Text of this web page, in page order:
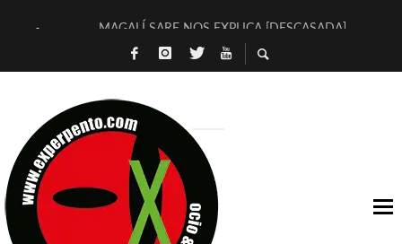
MAGALÍ SARE NOS EXPLICA [DESCASADA]
«NO TENGO PUTOS SUEÑOS»
[LA BOLA NEGRA] DE JAVIER CALVO Y JAVIER AMBROSSI
OSLO OVNIES LLEGAN CORRIENDO A ARANDA
FÉLIX CALVO NOS PRESENTA [LAS PALMERAS] (NOVELA
[EL SER QUERIDO] DE RODRIGO SOROGOYEN